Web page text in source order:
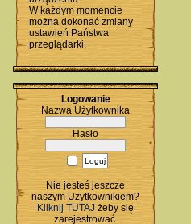
W każdym momencie
można dokonać zmiany
ustawień Państwa
przeglądarki.
Logowanie
Nazwa Użytkownika
Hasło
Nie jesteś jeszcze
naszym Użytkownikiem?
Kilknij TUTAJ żeby się
zarejestrować.